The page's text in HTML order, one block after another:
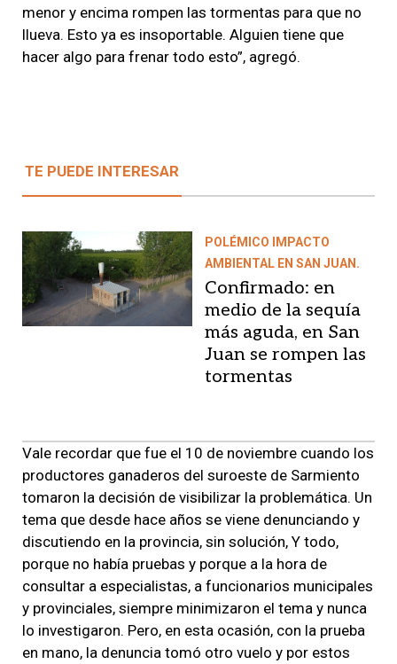
menor y encima rompen las tormentas para que no
llueva. Esto ya es insoportable. Alguien tiene que
hacer algo para frenar todo esto”, agregó.
TE PUEDE INTERESAR
POLÉMICO IMPACTO
AMBIENTAL EN SAN JUAN.
Confirmado: en
medio de la sequía
más aguda, en San
Juan se rompen las
tormentas
Vale recordar que fue el 10 de noviembre cuando los
productores ganaderos del suroeste de Sarmiento
tomaron la decisión de visibilizar la problemática. Un
tema que desde hace años se viene denunciando y
discutiendo en la provincia, sin solución, Y todo,
porque no había pruebas y porque a la hora de
consultar a especialistas, a funcionarios municipales
y provinciales, siempre minimizaron el tema y nunca
lo investigaron. Pero, en esta ocasión, con la prueba
en mano, la denuncia tomó otro vuelo y por estos